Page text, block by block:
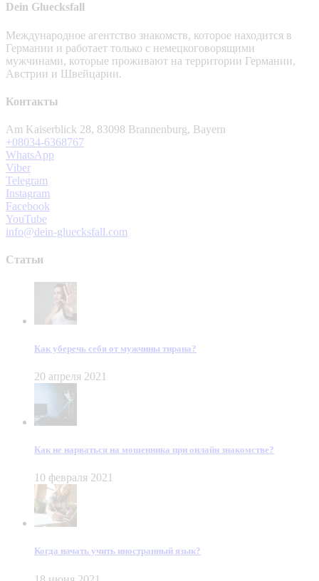
Dein Gluecksfall
Международное агентство знакомств, которое находится в
Германии и работает только с немецкоговорящими
мужчинами, которые проживают на территории Германии,
Австрии и Швейцарии.
Контакты
Am Kaiserblick 28, 83098 Brannenburg, Bayern
+08034-6368767
WhatsApp
Viber
Telegram
Instagram
Facebook
YouTube
info@dein-gluecksfall.com
Статьи
Как уберечь себя от мужчины тирана?
20 апреля 2021
Как не нарваться на мошенника при онлайн знакомстве?
10 февраля 2021
Когда начать учить иностранный язык?